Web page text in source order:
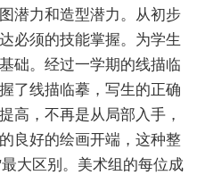
潜力和造型潜力。从初步
必须的技能掌握。为学生
础。经过一学期的线描临
了线描临摹，写生的正确
高，不再是从局部入手，
良好的绘画开端，这种整
大区别。美术组的每位成